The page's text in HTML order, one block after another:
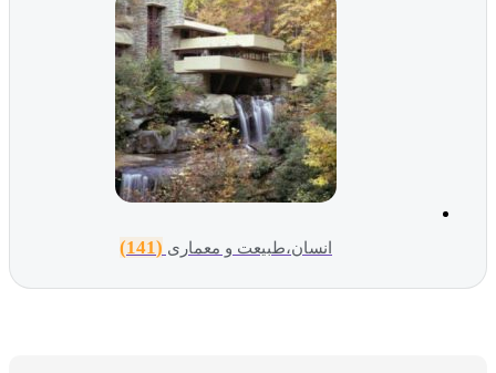
انسان،طبیعت و معماری (141)